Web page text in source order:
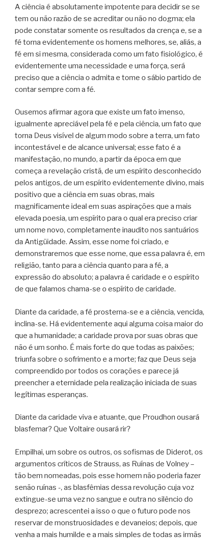
A ciência é absolutamente impotente para decidir se se
tem ou não razão de se acreditar ou não no dogma; ela
pode constatar somente os resultados da crença e, se a
fé torna evidentemente os homens melhores, se, aliás, a
fé em si mesma, considerada como um fato fisiológico, é
evidentemente uma necessidade e uma força, será
preciso que a ciência o admita e tome o sábio partido de
contar sempre com a fé.
Ousemos afirmar agora que existe um fato imenso,
igualmente apreciável pela fé e pela ciência, um fato que
torna Deus visível de algum modo sobre a terra, um fato
incontestável e de alcance universal; esse fato é a
manifestação, no mundo, a partir da época em que
começa a revelação cristã, de um espírito desconhecido
pelos antigos, de um espírito evidentemente divino, mais
positivo que a ciência em suas obras, mais
magnificamente ideal em suas aspirações que a mais
elevada poesia, um espírito para o qual era preciso criar
um nome novo, completamente inaudito nos santuários
da Antigüidade. Assim, esse nome foi criado, e
demonstraremos que esse nome, que essa palavra é, em
religião, tanto para a ciência quanto para a fé, a
expressão do absoluto; a palavra é caridade e o espírito
de que falamos chama-se o espírito de caridade.
Diante da caridade, a fé prosterna-se e a ciência, vencida,
inclina-se. Há evidentemente aqui alguma coisa maior do
que a humanidade; a caridade prova por suas obras que
não é um sonho. É mais forte do que todas as paixões;
triunfa sobre o sofrimento e a morte; faz que Deus seja
compreendido por todos os corações e parece já
preencher a eternidade pela realização iniciada de suas
legítimas esperanças.
Diante da caridade viva e atuante, que Proudhon ousará
blasfemar? Que Voltaire ousará rir?
Empilhai, um sobre os outros, os sofismas de Diderot, os
argumentos críticos de Strauss, as Ruínas de Volney –
tão bem nomeadas, pois esse homem não poderia fazer
senão ruínas -, as blasfêmias dessa revolução cuja voz
extingue-se uma vez no sangue e outra no silêncio do
desprezo; acrescentei a isso o que o futuro pode nos
reservar de monstruosidades e devaneios; depois, que
venha a mais humilde e a mais simples de todas as irmãs